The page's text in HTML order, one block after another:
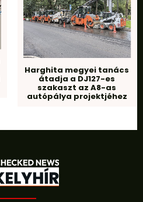
Harghita megyei tanács
átadja a DJ127-es
szakaszt az A8-as
autópálya projektjéhez